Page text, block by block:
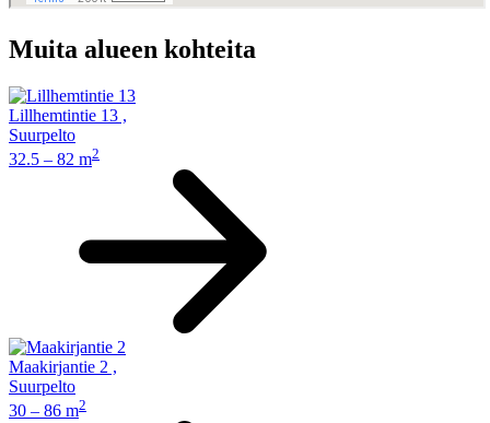
Muita alueen kohteita
Lillhemtintie 13 ,
Suurpelto
32.5 – 82 m2
Maakirjantie 2 ,
Suurpelto
30 – 86 m2